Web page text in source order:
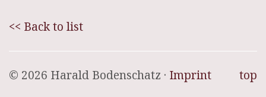
<< Back to list
top
© 2026 Harald Bodenschatz · Imprint